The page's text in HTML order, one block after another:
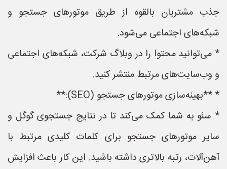
جذب مشتریان بالقوه از طریق موتورهای جستجو و
شبکه‌های اجتماعی می‌شود.
* می‌توانید محتوا را در وبلاگ شرکت، شبکه‌های اجتماعی
و وب‌سایت‌های مرتبط منتشر کنید.
* **بهینه‌سازی موتورهای جستجو (SEO):**
* سئو به شما کمک می‌کند تا در نتایج جستجوی گوگل و
سایر موتورهای جستجو برای کلمات کلیدی مرتبط با
آهن‌آلات، رتبه بالاتری داشته باشید. این کار باعث افزایش